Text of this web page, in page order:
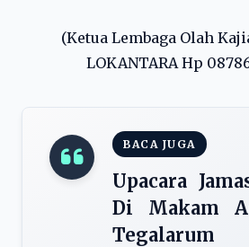
(Ketua Lembaga Olah
LOKANTARA Hp
BACA JUGA
Upacara
Di Makam
Tegalarum